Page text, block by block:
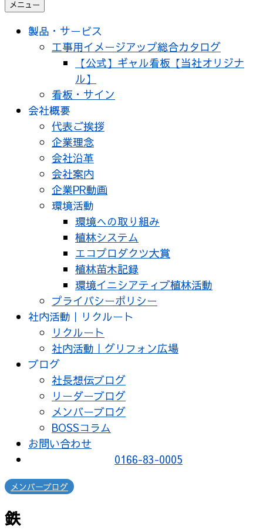
メニュー
製品・サービス
工事用イメージアップ総合カタログ
【公式】ギャル看板【当社オリジナ
ル】
看板・サイン
会社概要
代表ご挨拶
企業理念
会社沿革
会社案内
企業PR動画
環境活動
環境への取り組み
植林システム
エコプロダクツ大賞
植林苗木記録
環境イニシアティブ植林活動
プライバシーポリシー
社内活動｜リクルート
リクルート
社内活動｜グリフォン広場
ブログ
社長想伝ブログ
リーダーブログ
メンバーブログ
BOSSコラム
お問い合わせ
0166-83-0005
メンバーブログ
鉄